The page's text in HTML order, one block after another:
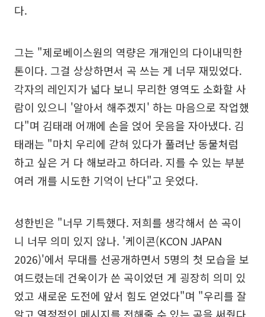
다.
그는 "제로베이스원의 역량은 개개인의 다이내믹한
톤이다. 그걸 상상하면서 곡 쓰는 게 너무 재밌었다.
각자의 레인지가 넓다 보니 무리한 영역도 소화할 사
람이 있으니 '알아서 해주겠지' 하는 마음으로 작업했
다"며 김태래 어깨에 손을 얹어 웃음을 자아냈다. 김
태래는 "마치 우리에 갇혀 있다가 풀려난 동물처럼
하고 싶은 거 다 해보라고 하더라. 지를 수 있는 부분
여러 개를 시도한 기억이 난다"고 웃었다.
성한빈은 "너무 기특했다. 저희를 생각해서 쓴 곡이
니 너무 의미 있지 않나. '케이콘(KCON JAPAN
2026)'에서 무대를 선공개하면서 5명의 첫 모습을 보
여드렸는데 건욱이가 쓴 곡이었던 게 굉장히 의미 있
었고 새로운 도전에 앞서 힘도 얻었다"며 "우리를 잘
알고 열정적인 메시지를 전해줄 수 있는 곡을 써줬다